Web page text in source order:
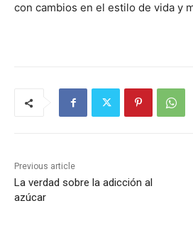
con cambios en el estilo de vida y
Previous article
La verdad sobre la adicción al
azúcar